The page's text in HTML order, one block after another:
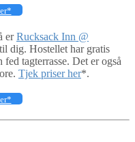
erRucksack Inn @
dig. Hostellet har gratis
tagterrasse. Det er også
Tjek priser her*.